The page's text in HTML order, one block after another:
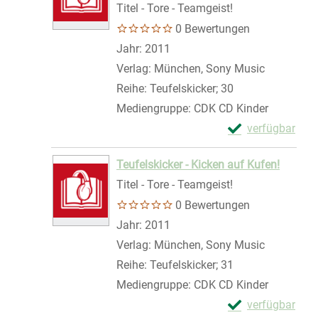
Titel - Tore - Teamgeist!
0 Bewertungen
Suche nach diesem Verfasser
Jahr: 2011
Verlag: München, Sony Music
Reihe: Teufelskicker; 30
Mediengruppe: CDK CD Kinder
verfügbar
Exemplar-
Zum Download
Teufelskicker - Kicken auf Kufen!
Titel - Tore - Teamgeist!
0 Bewertungen
Suche nach diesem Verfasser
Jahr: 2011
Verlag: München, Sony Music
Reihe: Teufelskicker; 31
Mediengruppe: CDK CD Kinder
verfügbar
Exemplar-